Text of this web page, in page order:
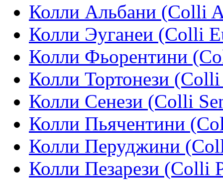
Колли Альбани (Colli
Колли Эуганеи (Colli
Колли Фьорентини
Колли Тортонези
Колли Сенези (Colli
Колли Пьячентини
Колли Перуджини
Колли Пезарези (Colli